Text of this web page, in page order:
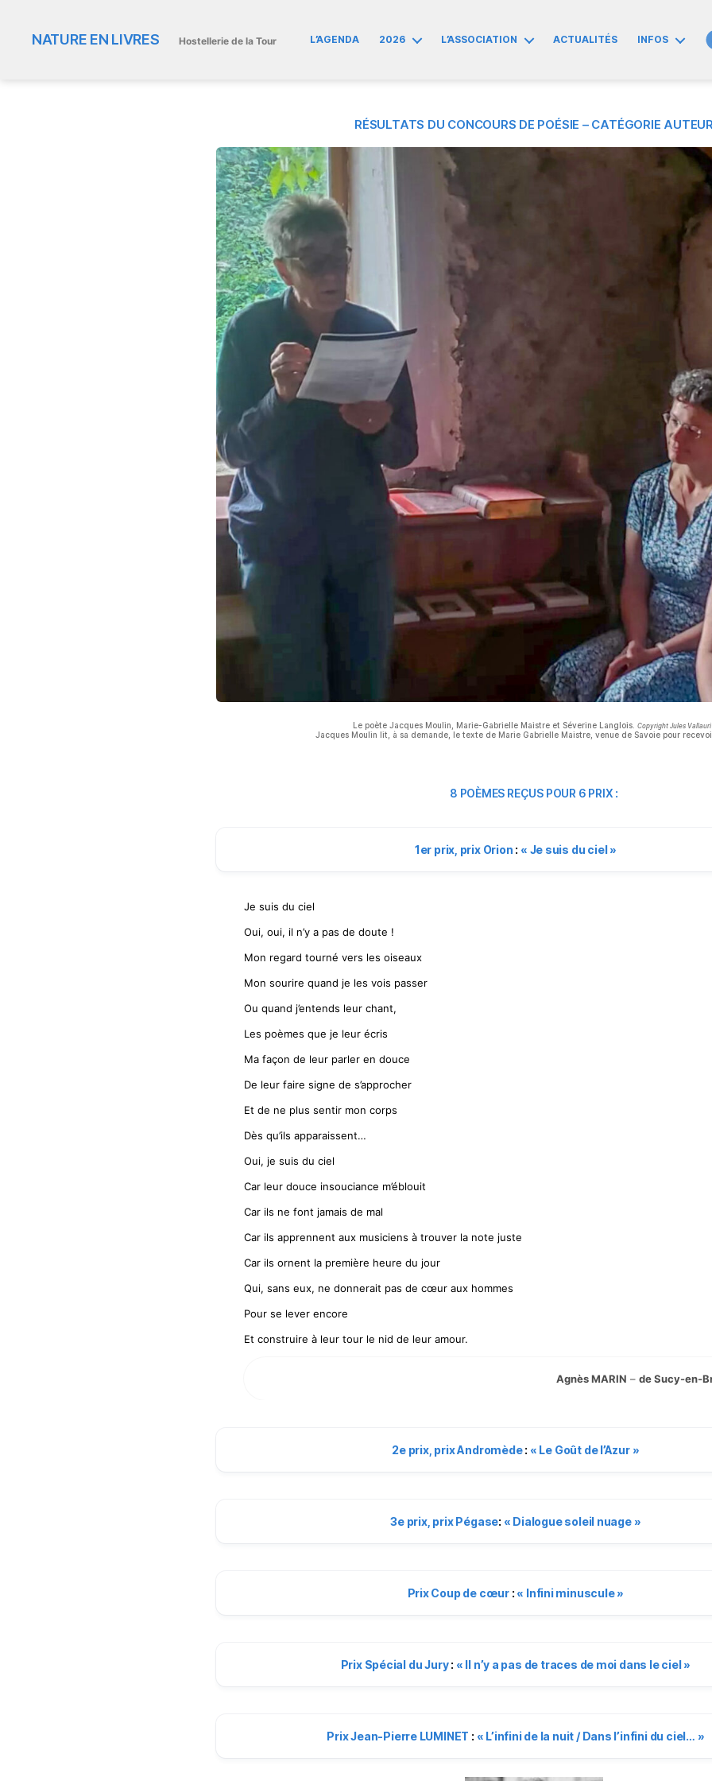
NATURE EN LIVRES Hostellerie de la Tour L’AGENDA 2026 L’ASSOCIATION ACTUALITÉS INFOS
RÉSULTATS DU CONCOURS DE POÉSIE – CATÉGORIE AUTEUR
Le poète Jacques Moulin, Marie-Gabrielle Maistre et Séverine Langlois. Copyright Jules Vallauri.
Jacques Moulin lit, à sa demande, le texte de Marie Gabrielle Maistre, venue de Savoie pour
8 POÈMES REÇUS POUR 6 PRIX :
1er prix, prix Orion : « Je suis du ciel »
Je suis du ciel
Oui, oui, il n’y a pas de doute !
Mon regard tourné vers les oiseaux
Mon sourire quand je les vois passer
Ou quand j’entends leur chant,
Les poèmes que je leur écris
Ma façon de leur parler en douce
De leur faire signe de s’approcher
Et de ne plus sentir mon corps
Dès qu’ils apparaissent…
Oui, je suis du ciel
Car leur douce insouciance m’éblouit
Car ils ne font jamais de mal
Car ils apprennent aux musiciens à trouver la note juste
Car ils ornent la première heure du jour
Qui, sans eux, ne donnerait pas de cœur aux hommes
Pour se lever encore
Et construire à leur tour le nid de leur amour.
Agnès MARIN – de Sucy-en-
2e prix, prix Andromède : « Le Goût de l’Azur »
3e prix, prix Pégase: « Dialogue soleil nuage»
Prix Coup de cœur : « Infini minuscule »
Prix Spécial du Jury: « Il n’y a pas de traces de moi dans le ciel»
Prix Jean-Pierre LUMINET : « L’infini de la nuit / Dans l’infini du ciel… »